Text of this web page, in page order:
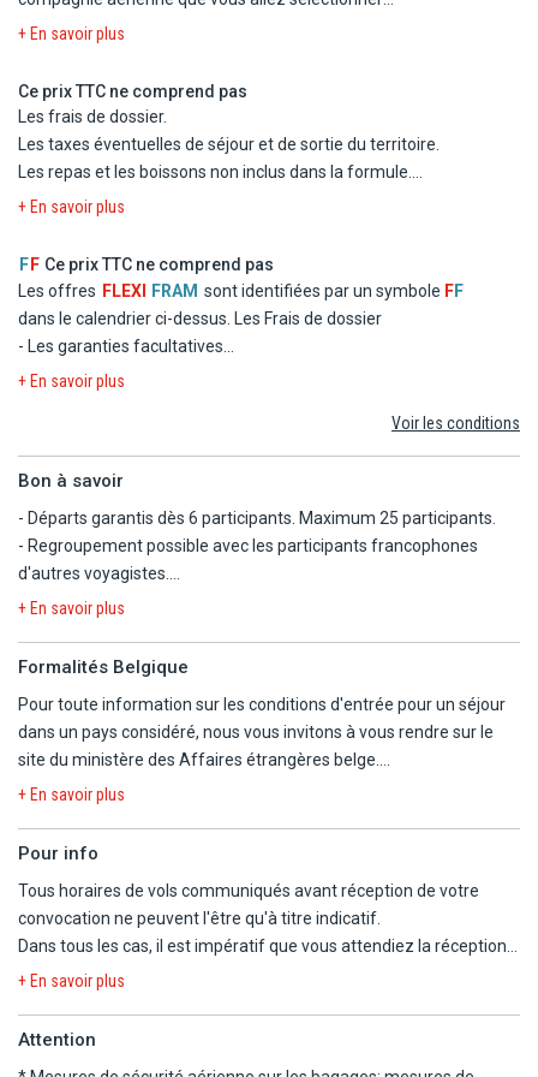
nombre de participants.
chauffeur + guide (dès 16 participants).
Les entrées et visites prévues selon programme.
L'assistance pendant le séjour.
- Logement en chambre double standard dans les hôtels
- La formule Repas
- Les taxes d'aéroport et de solidarité
- Le transfert
+ En savoir plus
Ce prix TTC ne comprend pas
Les frais de dossier.
Les taxes éventuelles de séjour et de sortie du territoire.
Les repas et les boissons non inclus dans la formule.
Les dépenses d'ordre personnel.
programme.
Les pourboires au chauffeur/guide (au bon vouloir de chacun).
Les repas éventuels aux escales.
Les garanties assistance, rapatriement, frais médicaux et
Les garanties annulation, bagages, retard aérien.
+ En savoir plus
F F Ce prix TTC ne comprend pas
Les offres FLEXI FRAM sont identifiées par un symbole FF
dans le calendrier ci-dessus.
Les Frais de dossier
- Les garanties facultatives
- Les autres repas et les boissons
+ En savoir plus
Voir les conditions
Bon à savoir
- Départs garantis dès 6 participants. Maximum 25 participants.
- Regroupement possible avec les participants francophones
d'autres voyagistes.
- Circuit du jour 2 au jour 7 en véhicule climatisé adapté au nombre
- Chauffeur-guide (jusqu'à 15 participants) ou chauffeur + guide
- Demi-pension (hors boissons) aux hôtels du dîner du jour 2 au
petit-déjeuner du jour 9 et les déjeuners (1/2 eau et 1/4 vin) lors
des excursions des jours 2 à 7.
- Programme pouvant être modifié ou inversé, mais visites
- Kilométrages et temps communiqués à titre indicatif, et sujets à
- En raison des levers matinaux et des distances à parcourir à pied,
nous déconseillons ce programme aux moins de 12 ans.
- Taxe de séjour incluse.
- COURANT ELECTRIQUE : 220V et 50Hz. Type E. Adaptateur non
nécessaire.
+ En savoir plus
Formalités Belgique
Pour toute information sur les conditions d'entrée pour un séjour
dans un pays considéré, nous vous invitons à vous rendre sur le
site du ministère des Affaires étrangères belge.
https://diplomatie.belgium.be/fr/Services/voyager_a_letranger/
+ En savoir plus
Pour info
Tous horaires de vols communiqués avant réception de votre
convocation ne peuvent l'être qu'à titre indicatif.
Dans tous les cas, il est impératif que vous attendiez la réception
de la convocation comprenant les horaires définitifs avant
Nous ne pourrons être tenus responsables d'un changement
+ En savoir plus
Attention